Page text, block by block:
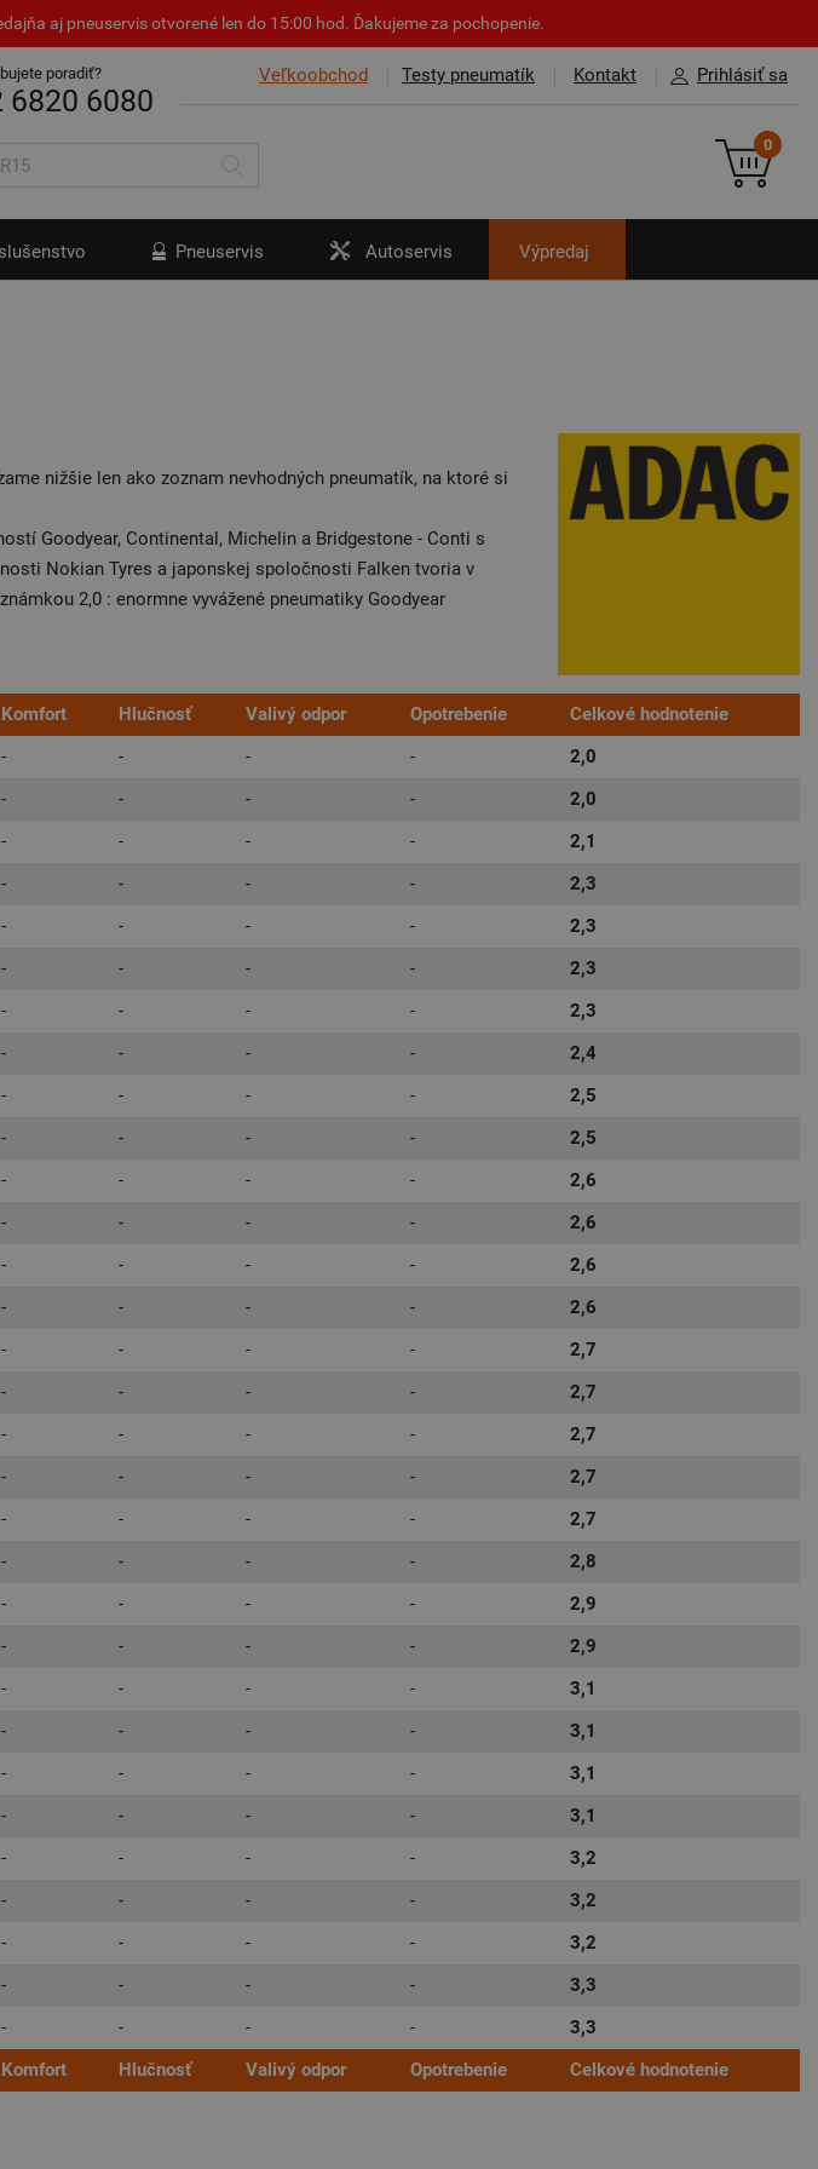
aj pneuservis otvorené len do 15:00 hod. Ďakujeme za pochopenie.
Veľkoobchod Testy pneumatík Kontakt Prihlásiť sa
poradiť?
6820 6080
0
Pneuservis Autoservis Výpredaj
nižšie len ako zoznam nevhodných pneumatík, na ktoré si
Goodyear, Continental, Michelin a Bridgestone - Conti s
Nokian Tyres a japonskej spoločnosti Falken tvoria v
2,0 : enormne vyvážené pneumatiky Goodyear
Komfort Hlučnosť Valivý odpor Opotrebenie
Celkové hodnotenie
- - - -
2,0
- - - -
2,0
- - - -
2,1
- - - -
2,3
- - - -
2,3
- - - -
2,3
- - - -
2,3
- - - -
2,4
- - - -
2,5
- - - -
2,5
- - - -
2,6
- - - -
2,6
- - - -
2,6
- - - -
2,6
- - - -
2,7
- - - -
2,7
- - - -
2,7
- - - -
2,7
- - - -
2,7
- - - -
2,8
- - - -
2,9
- - - -
2,9
- - - -
3,1
- - - -
3,1
- - - -
3,1
- - - -
3,1
- - - -
3,2
- - - -
3,2
- - - -
3,2
- - - -
3,3
- - - -
3,3
Komfort Hlučnosť Valivý odpor Opotrebenie Celkové hodnotenie